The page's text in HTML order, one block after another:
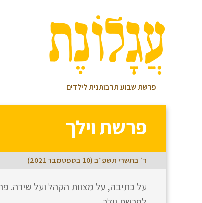
פרשת שבוע תרבותנית לילדים
פרשת וילך
ד׳ בתשרי תשפ״ב (10 בספטמבר 2021)
על כתיבה, על מצוות הקהל ועל שירה.